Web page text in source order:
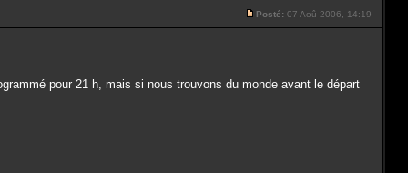
Posté: 07 Aoû 2006, 14:19
pour 21 h, mais si nous trouvons du monde avant le départ